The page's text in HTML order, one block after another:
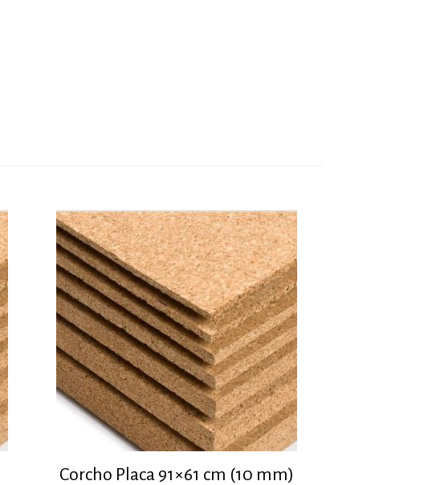
Corcho Placa 91×61 cm (10 mm)